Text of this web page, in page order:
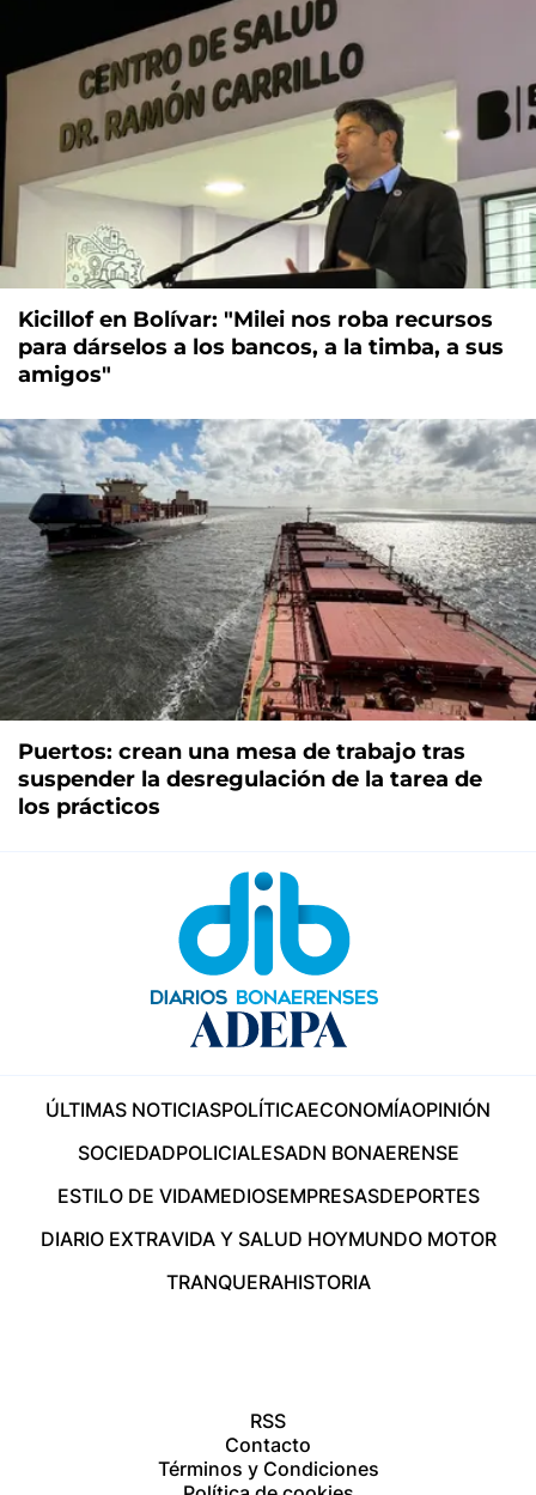
Kicillof en Bolívar: "Milei nos roba recursos
para dárselos a los bancos, a la timba, a sus
amigos"
Puertos: crean una mesa de trabajo tras
suspender la desregulación de la tarea de
los prácticos
ÚLTIMAS NOTICIASPOLÍTICAECONOMÍAOPINIÓN
SOCIEDADPOLICIALESADN BONAERENSE
ESTILO DE VIDAMEDIOSEMPRESASDEPORTES
DIARIO EXTRAVIDA Y SALUD HOYMUNDO MOTOR
TRANQUERAHISTORIA
RSS
Contacto
Términos y Condiciones